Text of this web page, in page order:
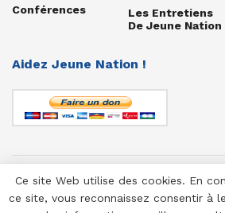
Conférences
Les Entretiens
De Jeune Nation
Aidez Jeune Nation !
© 1958-2025 Jeune Nation
Ce site Web utilise des cookies. En
ce site, vous reconnaissez consentir à